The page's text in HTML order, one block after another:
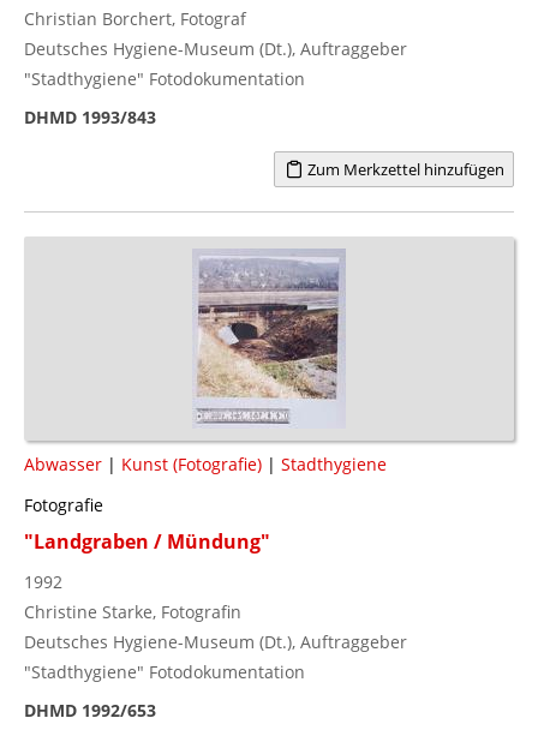
Christian Borchert, Fotograf
Deutsches Hygiene-Museum (Dt.), Auftraggeber
"Stadthygiene" Fotodokumentation
DHMD 1993/843
Zum Merkzettel hinzufügen
Abwasser | Kunst (Fotografie) | Stadthygiene
Fotografie
"Landgraben / Mündung"
1992
Christine Starke, Fotografin
Deutsches Hygiene-Museum (Dt.), Auftraggeber
"Stadthygiene" Fotodokumentation
DHMD 1992/653